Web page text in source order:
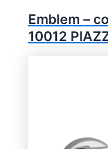
Emblem –
10012